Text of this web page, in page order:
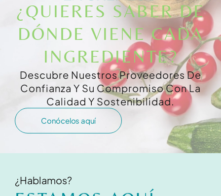
¿QUIERES SABER DE
DÓNDE VIENE CADA
INGREDIENTE?
Descubre Nuestros Proveedores De
Confianza Y Su Compromiso Con La
Calidad Y Sostenibilidad.
Conócelos aquí
¿Hablamos?